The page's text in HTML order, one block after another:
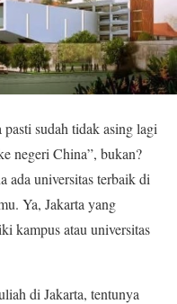
sudah tidak asing lagi
negeri China”, bukan?
ada universitas terbaik di
Ya, Jakarta yang
kampus atau universitas
di Jakarta, tentunya